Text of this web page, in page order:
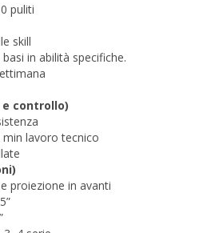
puliti
skill
in abilità specifiche.
controllo)
min lavoro tecnico
proiezione in avanti